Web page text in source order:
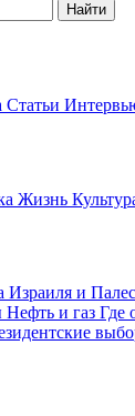
Найти
Статьи
Жизнь
Израиля и
Нефть и газ Где